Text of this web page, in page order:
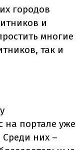
городов
и
многие
так и
на портале уже
Среди них –